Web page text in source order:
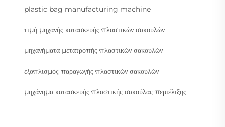
plastic bag manufacturing machine
τιμή μηχανής κατασκευής πλαστικών σακουλών
μηχανήματα μετατροπής πλαστικών σακουλών
εξοπλισμός παραγωγής πλαστικών σακουλών
μηχάνημα κατασκευής πλαστικής σακούλας περιέλιξης